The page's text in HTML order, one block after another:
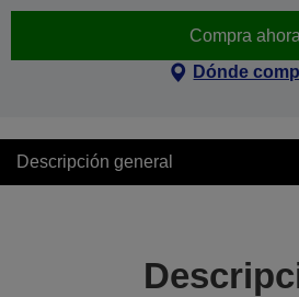
Compra ahora
Dónde
Descripción general